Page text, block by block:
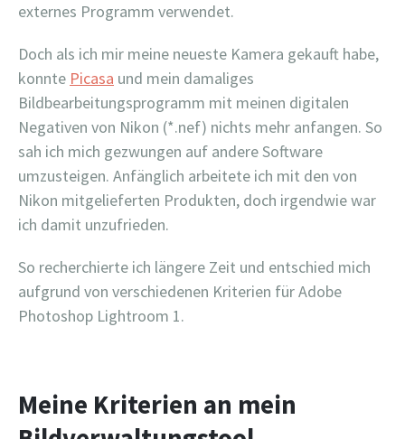
externes Programm verwendet.
Doch als ich mir meine neueste Kamera gekauft habe,
konnte Picasa und mein damaliges
Bildbearbeitungsprogramm mit meinen digitalen
Negativen von Nikon (*.nef) nichts mehr anfangen. So
sah ich mich gezwungen auf andere Software
umzusteigen. Anfänglich arbeitete ich mit den von
Nikon mitgelieferten Produkten, doch irgendwie war
ich damit unzufrieden.
So recherchierte ich längere Zeit und entschied mich
aufgrund von verschiedenen Kriterien für Adobe
Photoshop Lightroom 1.
Meine Kriterien an mein